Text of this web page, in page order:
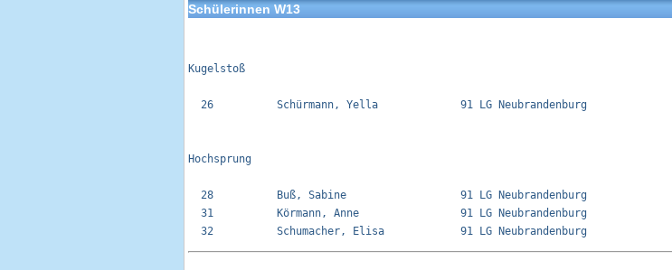
Schülerinnen W13
Kugelstoß
  26          Schürmann, Yella             91 LG Neubrandenburg
Hochsprung
  28          Buß, Sabine                  91 LG Neubrandenburg
  31          Körmann, Anne                91 LG Neubrandenburg